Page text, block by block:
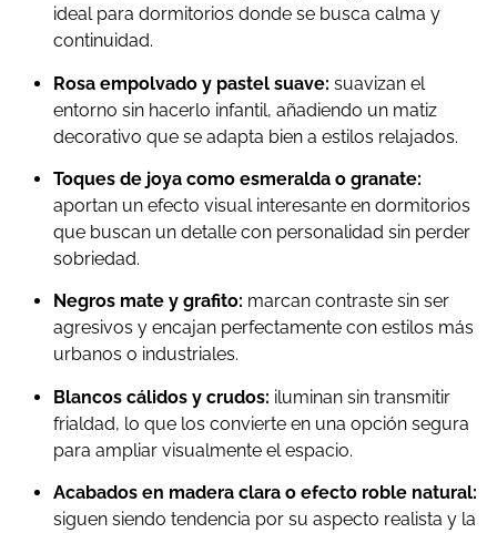
ideal para dormitorios donde se busca calma y
continuidad.
Rosa empolvado y pastel suave: suavizan el
entorno sin hacerlo infantil, añadiendo un matiz
decorativo que se adapta bien a estilos relajados.
Toques de joya como esmeralda o granate:
aportan un efecto visual interesante en dormitorios
que buscan un detalle con personalidad sin perder
sobriedad.
Negros mate y grafito: marcan contraste sin ser
agresivos y encajan perfectamente con estilos más
urbanos o industriales.
Blancos cálidos y crudos: iluminan sin transmitir
frialdad, lo que los convierte en una opción segura
para ampliar visualmente el espacio.
Acabados en madera clara o efecto roble natural:
siguen siendo tendencia por su aspecto realista y la